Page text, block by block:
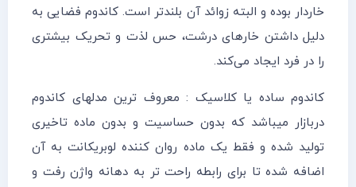
خاردار بوده و البته زوائد آن بلندتر است. کاندوم فضایی به
دلیل داشتن خارهای درشت، حس لذت و تحریک بیشتری
را در فرد ایجاد می‌کند.
کاندوم ساده یا کلاسیک : معروف ترین مدلهای کاندوم
دربازار میباشد که بدون حساسیت و بدون ماده تاخیری
تولید شده و فقط یک ماده روان کننده لوبریکانت به آن
اضافه شده تا برای رابطه راحت تر به دهانه واژن رفت و